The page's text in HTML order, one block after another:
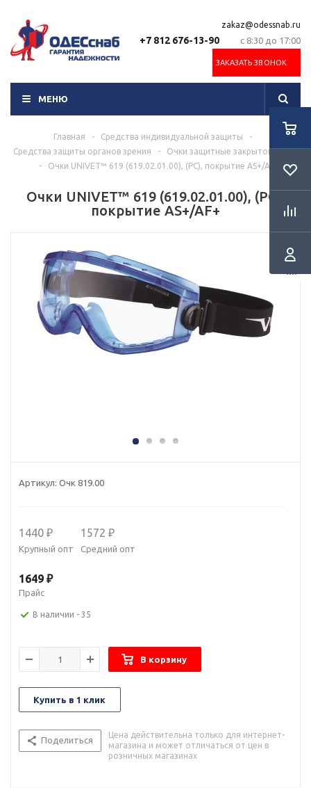
+7 812 676-13-90
zakaz@odessnab.ru
с 8:30 до 17:00
ЗАКАЗАТЬ ЗВОНОК
МЕНЮ
Главная - Средства индивидуальной защиты
-
Средства защиты органов зрения
-
Очки защитные закрытого типа
-
Очки UNIVET™ 619 (619.02.01.00), (PC), покрытие AS+/AF+
Очки UNIVET™ 619 (619.02.01.00), (PC),
покрытие AS+/AF+
Артикул: Очк 819.00
1440 ₽
Крупный опт
1572 ₽
Средний опт
1649 ₽
Прайс
В наличии - 35
В корзину
Купить в 1 клик
Поделиться
Цена действительна только для интернет-
магазина и может отличаться от цен в
розничных магазинах